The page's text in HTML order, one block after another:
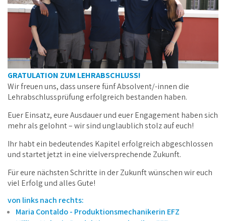
GRATULATION ZUM LEHRABSCHLUSS!
Lehrabschlussprüfung erfolgreich bestanden haben.
mehr als gelohnt – wir sind unglaublich stolz auf euch!
und startet jetzt in eine vielversprechende Zukunft.
viel Erfolg und alles Gute!